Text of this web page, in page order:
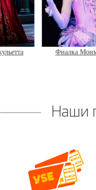
Фиалка Монмартра
Наши